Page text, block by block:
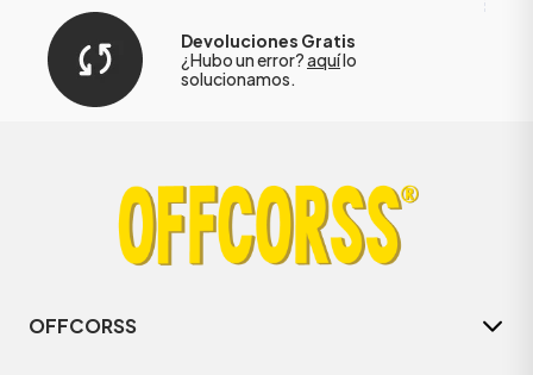
Devoluciones Gratis
¿Hubo un error?aquílo
solucionamos.
OFFCORSS